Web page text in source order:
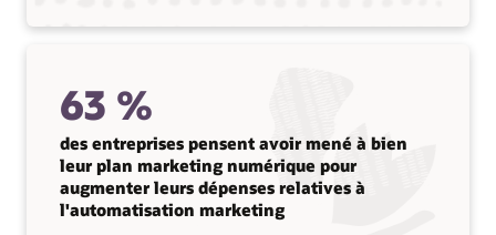
63 %
des entreprises pensent avoir mené à bien
leur plan marketing numérique pour
augmenter leurs dépenses relatives à
l'automatisation marketing